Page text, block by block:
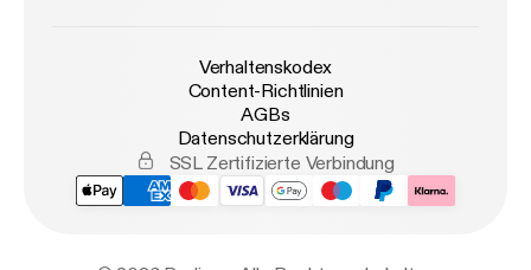
Verhaltenskodex
Content-Richtlinien
AGBs
Datenschutzerklärung
SSL Zertifizierte Verbindung